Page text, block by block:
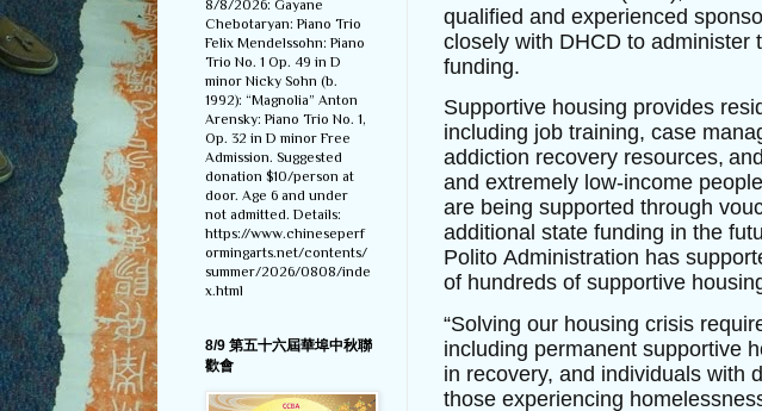
qualified and experienced
closely with DHCD to administer
funding.
Supportive housing provides
including job training, case
addiction recovery resources,
and extremely low-income
are being supported through
additional state funding in the
Polito Administration has
of hundreds of supportive
“Solving our housing crisis
including permanent supportive
in recovery, and individuals with
those experiencing
8/8/2026: Gayane
Chebotaryan: Piano Trio
Felix Mendelssohn: Piano
Trio No. 1 Op. 49 in D
minor Nicky Sohn (b.
1992): “Magnolia” Anton
Arensky: Piano Trio No. 1,
Op. 32 in D minor Free
Admission. Suggested
donation $10/person at
door. Age 6 and under
not admitted. Details:
https://www.chineseperf
ormingarts.net/contents/
summer/2026/0808/inde
x.html
8/9 第五十六屆華埠中秋聯
歡會